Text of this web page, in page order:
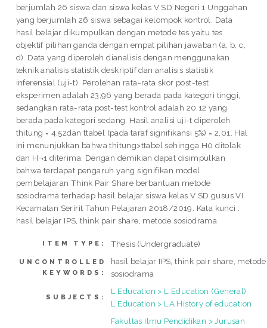
berjumlah 26 siswa dan siswa kelas V SD Negeri 1 Unggahan
yang berjumlah 26 siswa sebagai kelompok kontrol. Data
hasil belajar dikumpulkan dengan metode tes yaitu tes
objektif pilihan ganda dengan empat pilihan jawaban (a, b, c,
d). Data yang diperoleh dianalisis dengan menggunakan
teknik analisis statistik deskriptif dan analisis statistik
inferensial (uji-t). Perolehan rata-rata skor post-test
eksperimen adalah 23,96 yang berada pada kategori tinggi,
sedangkan rata-rata post-test kontrol adalah 20,12 yang
berada pada kategori sedang. Hasil analisi uji-t diperoleh
thitung = 4,52dan ttabel (pada taraf signifikansi 5%) = 2,01. Hal
ini menunjukkan bahwa thitung>ttabel sehingga H0 ditolak
dan H¬1 diterima. Dengan demikian dapat disimpulkan
bahwa terdapat pengaruh yang signifikan model
pembelajaran Think Pair Share berbantuan metode
sosiodrama terhadap hasil belajar siswa kelas V SD gusus VI
Kecamatan Seririt Tahun Pelajaran 2018/2019. Kata kunci :
hasil belajar IPS, think pair share, metode sosiodrama
ITEM TYPE: Thesis (Undergraduate)
UNCONTROLLED
KEYWORDS:
hasil belajar IPS, think pair share, metode
sosiodrama
SUBJECTS:
L Education > L Education (General)
L Education > LA History of education
Fakultas Ilmu Pendidikan > Jurusan